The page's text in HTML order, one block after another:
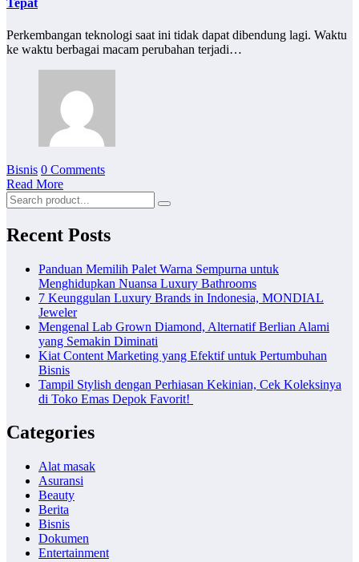
Tepat
Perkembangan teknologi saat ini tidak dapat dibendung lagi. Waktu
ke waktu berbagai macam perubahan terjadi…
Bisnis 0 Comments
Read More
Recent Posts
Panduan Memilih Palet Warna Sempurna untuk
Menghidupkan Nuansa Luxury Bathrooms
7 Keunggulan Luxury Brands in Indonesia, MONDIAL
Jeweler
Mengenal Lab Grown Diamond, Alternatif Berlian Alami
yang Semakin Diminati
Kiat Content Marketing yang Efektif untuk Pertumbuhan
Bisnis
Tampil Stylish dengan Perhiasan Kekinian, Cek Koleksinya
di Toko Emas Depok Favorit!
Categories
Alat masak
Asuransi
Beauty
Berita
Bisnis
Dokumen
Entertainment